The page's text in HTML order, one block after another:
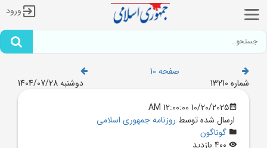
ورود
صفحه 10
شماره 13210
دوشنبه 1404/07/28
10/20/2025 12:00:00 AM
ارسال شده توسط روزنامه جمهوری اسلامی
گوناگون